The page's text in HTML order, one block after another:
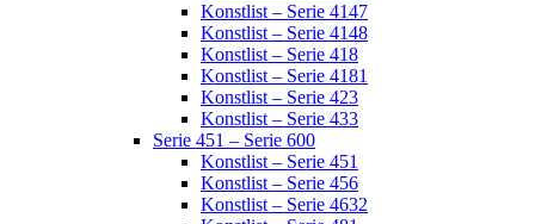
Konstlist – Serie 4147
Konstlist – Serie 4148
Konstlist – Serie 418
Konstlist – Serie 4181
Konstlist – Serie 423
Konstlist – Serie 433
Serie 451 – Serie 600
Konstlist – Serie 451
Konstlist – Serie 456
Konstlist – Serie 4632